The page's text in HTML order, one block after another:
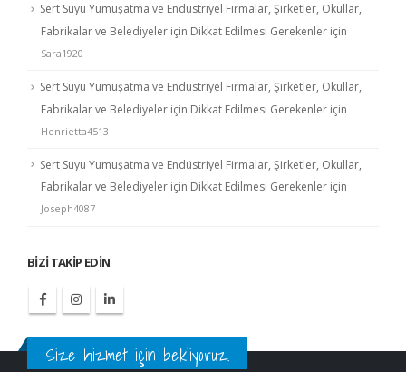
Sert Suyu Yumuşatma ve Endüstriyel Firmalar, Şirketler, Okullar,
Fabrikalar ve Belediyeler için Dikkat Edilmesi Gerekenler için
Sara1920
Sert Suyu Yumuşatma ve Endüstriyel Firmalar, Şirketler, Okullar,
Fabrikalar ve Belediyeler için Dikkat Edilmesi Gerekenler için
Henrietta4513
Sert Suyu Yumuşatma ve Endüstriyel Firmalar, Şirketler, Okullar,
Fabrikalar ve Belediyeler için Dikkat Edilmesi Gerekenler için
Joseph4087
BIZI TAKIP EDIN
Size hizmet için bekliyoruz.